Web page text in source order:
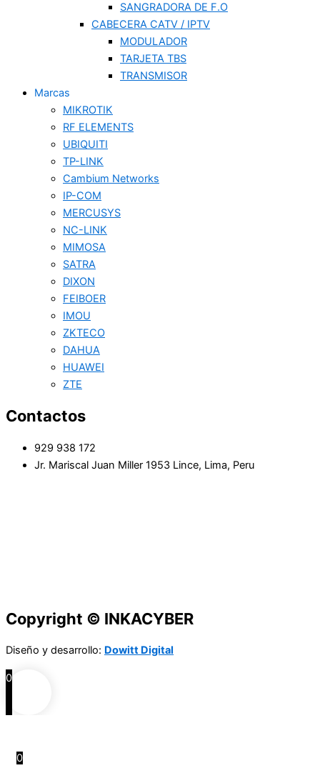
SANGRADORA DE F.O
CABECERA CATV / IPTV
MODULADOR
TARJETA TBS
TRANSMISOR
Marcas
MIKROTIK
RF ELEMENTS
UBIQUITI
TP-LINK
Cambium Networks
IP-COM
MERCUSYS
NC-LINK
MIMOSA
SATRA
DIXON
FEIBOER
IMOU
ZKTECO
DAHUA
HUAWEI
ZTE
Contactos
929 938 172
Jr. Mariscal Juan Miller 1953 Lince, Lima, Peru
Copyright © INKACYBER
Diseño y desarrollo: Dowitt Digital
0
0